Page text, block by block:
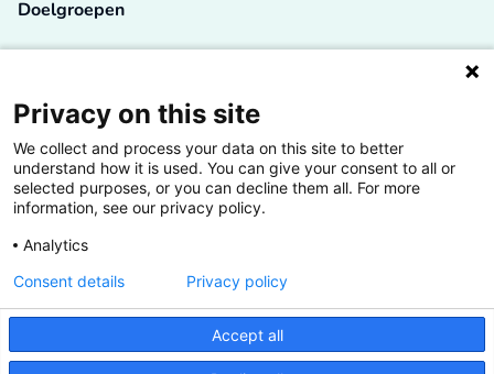
Doelgroepen
Lectoren en onderzoekers
Bedrijven
Hogescholen
De grootste kennisbank van het HBO
Inspiratie op jouw vakgebied
Privacy on this site
We collect and process your data on this site to better
understand how it is used. You can give your consent to all or
selected purposes, or you can decline them all. For more
information, see our privacy policy.
Analytics
Accept all
Consent details Privacy policy